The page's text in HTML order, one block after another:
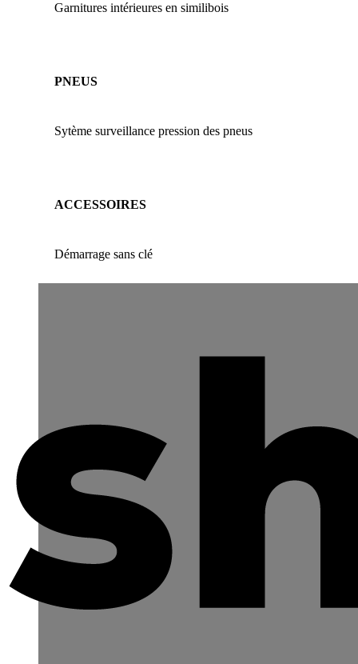
Garnitures intérieures en similibois
PNEUS
Sytème surveillance pression des pneus
ACCESSOIRES
Démarrage sans clé